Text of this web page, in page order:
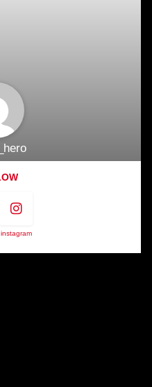
instagram